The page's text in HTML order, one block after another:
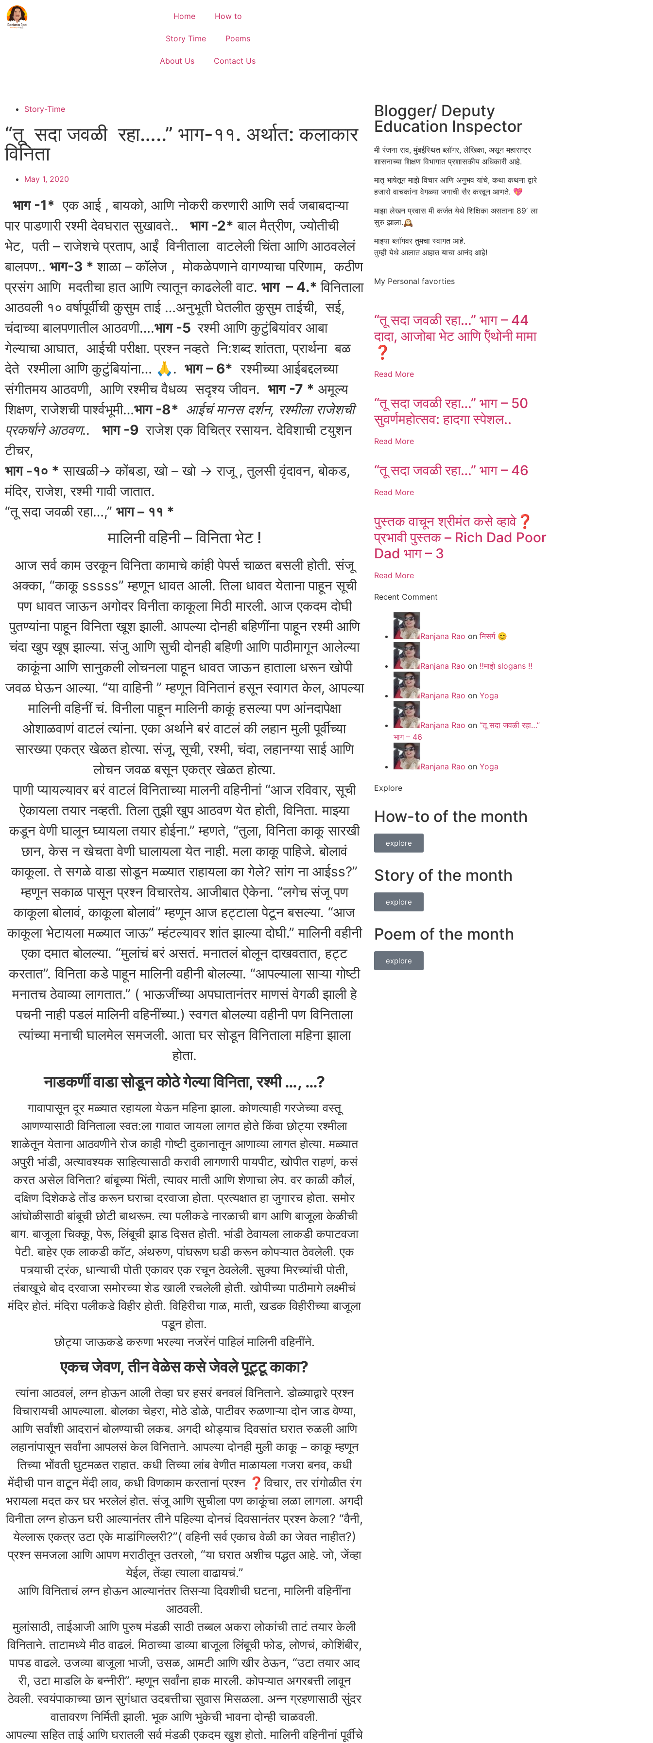
Home How to
Story Time Poems
About Us Contact Us
Story-Time
“तू सदा जवळी रहा…..” भाग-११. अर्थात: कलाकार
विनिता
May 1, 2020
भाग -1* एक आई , बायको, आणि नोकरी करणारी आणि सर्व जबाबदाऱ्या
पार पाडणारी रश्मी देवघरात सुखावते.. भाग -2* बाल मैत्रीण, ज्योतीची
भेट, पती – राजेशचे प्रताप, आईं विनीताला वाटलेली चिंता आणि आठवलेलं
बालपण.. भाग-3 *शाळा – कॉलेज , मोकळेपणाने वागण्याचा परिणाम, कठीण
प्रसंग आणि मदतीचा हात आणि त्यातून काढलेली वाट. भाग – 4.*विनिताला
आठवली १० वर्षापूर्वीची कुसुम ताई …अनुभूती घेतलीत कुसुम ताईची, सई,
चंदाच्या बालपणातील आठवणी….भाग -5रश्मी आणि कुटुंबियांवर आबा
गेल्याचा आघात, आईची परीक्षा. प्रश्न नव्हते नि:शब्द शांतता, प्रार्थना बळ
देते रश्मीला आणि कुटुंबियांना… 🙏. भाग – 6* रश्मीच्या आईबद्दलच्या
संगीतमय आठवणी, आणि रश्मीच वैधव्य सदृश्य जीवन. भाग -7 * अमूल्य
शिक्षण, राजेशची पार्श्वभूमी…भाग -8* आईचं मानस दर्शन, रश्मीला राजेशची
प्रकर्षाने आठवण.. भाग -9 राजेश एक विचित्र रसायन. देविशाची टयुशन
टीचर,
भाग -१० * साखळी-> कोंबडा, खो – खो -> राजू , तुलसी वृंदावन, बोकड,
मंदिर, राजेश, रश्मी गावी जातात.
“तू सदा जवळी रहा…,” भाग – ११ *
मालिनी वहिनी – विनिता भेट !
आज सर्व काम उरकून विनिता कामाचे कांही पेपर्स चाळत बसली होती. संजू
अक्का, “काकू sssss” म्हणून धावत आली. तिला धावत येताना पाहून सूची
पण धावत जाऊन अगोदर विनीता काकूला मिठी मारली. आज एकदम दोघी
पुतण्यांना पाहून विनिता खूश झाली. आपल्या दोनही बहिणींना पाहून रश्मी आणि
चंदा खुप खूष झाल्या. संजु आणि सुची दोनही बहिणी आणि पाठीमागून आलेल्या
काकूंना आणि सानुकली लोचनला पाहून धावत जाऊन हाताला धरून खोपी
जवळ घेऊन आल्या. “या वाहिनी ” म्हणून विनितानं हसून स्वागत केल, आपल्या
मालिनी वहिनीं चं. विनीला पाहून मालिनी काकूं हसल्या पण आंनदापेक्षा
ओशाळवाणं वाटलं त्यांना. एका अर्थाने बरं वाटलं की लहान मुली पूर्वीच्या
सारख्या एकत्र खेळत होत्या. संजू, सूची, रश्मी, चंदा, लहानग्या साई आणि
लोचन जवळ बसून एकत्र खेळत होत्या.
पाणी प्यायल्यावर बरं वाटलं विनिताच्या मालनी वहिनीनां “आज रविवार, सूची
ऐकायला तयार नव्हती. तिला तुझी खुप आठवण येत होती, विनिता. माझ्या
कडून वेणी घालून घ्यायला तयार होईना.” म्हणते, “तुला, विनिता काकू सारखी
छान, केस न खेचता वेणी घालायला येत नाही. मला काकू पाहिजे. बोलावं
काकूला. ते सगळे वाडा सोडून मळ्यात राहायला का गेले? सांग ना आईss?”
म्हणून सकाळ पासून प्रश्न विचारतेय. आजीबात ऐकेना. “लगेच संजू पण
काकूला बोलावं, काकूला बोलावं” म्हणून आज हट्टाला पेटून बसल्या. “आज
काकूला भेटायला मळ्यात जाऊ” म्हंटल्यावर शांत झाल्या दोघी.” मालिनी वहीनी
एका दमात बोलल्या. “मुलांचं बरं असतं. मनातलं बोलून दाखवतात, हट्ट
करतात”. विनिता कडे पाहून मालिनी वहीनी बोलल्या. “आपल्याला साऱ्या गोष्टी
मनातच ठेवाव्या लागतात.” ( भाऊजींच्या अपघातानंतर माणसं वेगळी झाली हे
पचनी नाही पडलं मालिनी वहिनींच्या.) स्वगत बोलल्या वहीनी पण विनिताला
त्यांच्या मनाची घालमेल समजली. आता घर सोडून विनिताला महिना झाला
होता.
नाडकर्णी वाडा सोडून कोठे गेल्या विनिता, रश्मी …, …?
गावापासून दूर मळ्यात रहायला येऊन महिना झाला. कोणत्याही गरजेच्या वस्तू
आणण्यासाठी विनिताला स्वत:ला गावात जायला लागत होते किंवा छोट्या रश्मीला
शाळेतून येताना आठवणीने रोज काही गोष्टी दुकानातून आणाव्या लागत होत्या. मळ्यात
अपुरी भांडी, अत्यावश्यक साहित्यासाठी करावी लागणारी पायपीट, खोपीत राहणं, कसं
करत असेल विनिता? बांबूच्या भिंती, त्यावर माती आणि शेणाचा लेप. वर काळी कौलं,
दक्षिण दिशेकडे तोंड करून घराचा दरवाजा होता. प्रत्यक्षात हा जुगारच होता. समोर
आंघोळीसाठी बांबूची छोटी बाथरूम. त्या पलीकडे नारळाची बाग आणि बाजूला केळीची
बाग. बाजूला चिक्कू, पेरू, लिंबूची झाड दिसत होती. भांडी ठेवायला लाकडी कपाटवजा
पेटी. बाहेर एक लाकडी कॉट, अंथरुण, पांघरूण घडी करून कोपऱ्यात ठेवलेली. एक
पत्र्याची ट्रंक, धान्याची पोती एकावर एक रचून ठेवलेली. सुक्या मिरच्यांची पोती,
तंबाखूचे बोद दरवाजा समोरच्या शेड खाली रचलेली होती. खोपीच्या पाठीमागे लक्ष्मीचं
मंदिर होतं. मंदिरा पलीकडे विहीर होती. विहिरीचा गाळ, माती, खडक विहीरीच्या बाजूला
पडून होता.
छोट्या जाऊकडे करुणा भरल्या नजरेंनं पाहिलं मालिनी वहिनींने.
एकच जेवण, तीन वेळेस कसे जेवले पूट्टू काका?
त्यांना आठवलं, लग्न होऊन आली तेव्हा घर हसरं बनवलं विनिताने. डोळ्याद्वारे प्रश्न
विचारायची आपल्याला. बोलका चेहरा, मोठे डोळे, पाटीवर रुळणाऱ्या दोन जाड वेण्या,
आणि सर्वांशी आदरानं बोलण्याची लकब. अगदी थोड्याच दिवसांत घरात रुळली आणि
लहानांपासून सर्वांना आपलसं केल विनिताने. आपल्या दोनही मुली काकू – काकू म्हणून
तिच्या भोंवती घुटमळत राहात. कधी तिच्या लांब वेणीत माळायला गजरा बनव, कधी
मेंदीची पान वाटून मेंदी लाव, कधी विणकाम करतानां प्रश्न ❓️विचार, तर रांगोळीत रंग
भरायला मदत कर घर भरलेलं होत. संजू आणि सुचीला पण काकूंचा लळा लागला. अगदी
विनीता लग्न होऊन घरी आल्यानंतर तीने पहिल्या दोनचं दिवसानंतर प्रश्न केला? “वैनी,
येल्लारू एकत्र उटा एके माडांगिल्लरी?”( वहिनी सर्व एकाच वेळी का जेवत नाहीत?)
प्रश्न समजला आणि आपण मराठीतून उतरलो, “या घरात अशीच पद्धत आहे. जो, जेंव्हा
येईल, तेंव्हा त्याला वाढायचं.”
आणि विनिताचं लग्न होऊन आल्यानंतर तिसऱ्या दिवशीची घटना, मालिनी वहिनींना
आठवली.
मुलांसाठी, ताईआजी आणि पुरुष मंडळी साठी तब्बल अकरा लोकांची ताटं तयार केली
विनिताने. ताटामध्ये मीठ वाढलं. मिठाच्या डाव्या बाजूला लिंबूची फोड, लोणचं, कोशिंबीर,
पापड वाढले. उजव्या बाजूला भाजी, उसळ, आमटी आणि खीर ठेऊन, “उटा तयार आद
री, उटा माडलि के बन्नीरी”. म्हणून सर्वांना हाक मारली. कोपऱ्यात अगरबत्ती लावून
ठेवली. स्वयंपाकाच्या छान सुगंधात उदबत्तीचा सुवास मिसळला. अन्न ग्रहणासाठी सुंदर
वातावरण निर्मिती झाली. भूक आणि भुकेची भावना दोन्ही चाळवली.
आपल्या सहित ताई आणि घरातली सर्व मंडळी एकदम खुश होतो. मालिनी वहिनीनां पूर्वीचे
Blogger/ Deputy
Education Inspector
मी रंजना राव, मुंबईस्थित ब्लॉगर, लेखिका, असून महाराष्ट्र
शासनाच्या शिक्षण विभागात प्रशासकीय अधिकारी आहे.
मातृ भाषेतून माझे विचार आणि अनुभव यांचे, कथा कथना द्वारे
हजारो वाचकांना वेगळ्या जगाची सैर करवून आणते. 💖
माझा लेखन प्रवास मी कर्जत येथे शिक्षिका असताना 89′ ला
सुरु झाला.🕰️
माझ्या ब्लॉगवर तुमचा स्वागत आहे.
तुम्ही येथे आलात आहात याचा आनंद आहे!
My Personal favorties
“तू सदा जवळी रहा…” भाग – 44
दादा, आजोबा भेट आणि ऍंथोनी मामा
❓️
Read More
“तू सदा जवळी रहा…” भाग – 50
सुवर्णमहोत्सव: हादगा स्पेशल..
Read More
“तू सदा जवळी रहा…” भाग – 46
Read More
पुस्तक वाचून श्रीमंत कसे व्हावे❓️
प्रभावी पुस्तक – Rich Dad Poor
Dad भाग – 3
Read More
Recent Comment
Ranjana Rao on निसर्ग 😊
Ranjana Rao on ‼️माझे slogans ‼️
Ranjana Rao on Yoga
Ranjana Rao on “तू सदा जवळी रहा…”
भाग – 46
Ranjana Rao on Yoga
Explore
How-to of the month
explore
Story of the month
explore
Poem of the month
explore